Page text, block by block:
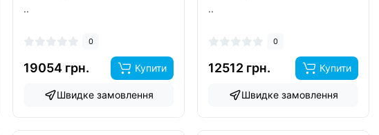
..
0
19054 грн. Купити
Швидке замовлення
..
0
12512 грн. Купити
Швидке замовлення